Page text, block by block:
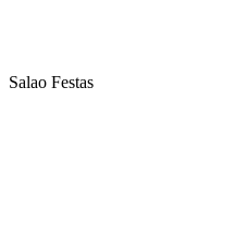
Salao Festas